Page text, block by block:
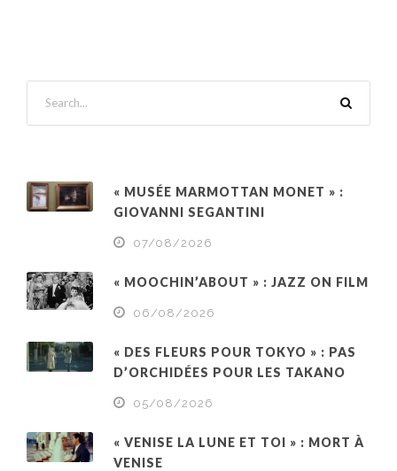
« MUSÉE MARMOTTAN MONET » :
GIOVANNI SEGANTINI
07/08/2026
« MOOCHIN’ABOUT » : JAZZ ON FILM
06/08/2026
« DES FLEURS POUR TOKYO » : PAS
D’ORCHIDÉES POUR LES TAKANO
05/08/2026
« VENISE LA LUNE ET TOI » : MORT À
VENISE